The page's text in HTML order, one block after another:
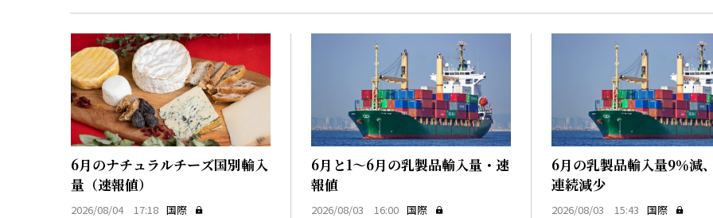
6月のナチュラルチーズ国別輸入
量（速報値）
2026/08/04 17:18 国際
6月と1～6月の乳製品輸入量・速
報値
2026/08/03 16:00 国際
6月の乳製品輸入量9％減
連続減少
2026/08/03 15:43 国際